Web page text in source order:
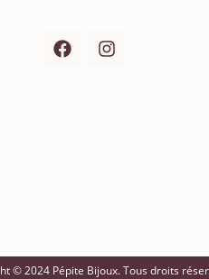
© 2024 Pépite Bijoux. Tous droits